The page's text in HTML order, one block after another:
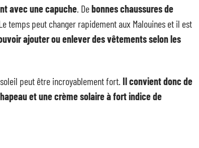
avec une capuche . Debonnes chaussures de
temps peut changer rapidement aux Malouines et il est
ajouter ou enlever des vêtements selon les
peut être incroyablement fort. Il convient donc de
et une crème solaire à fort indice de